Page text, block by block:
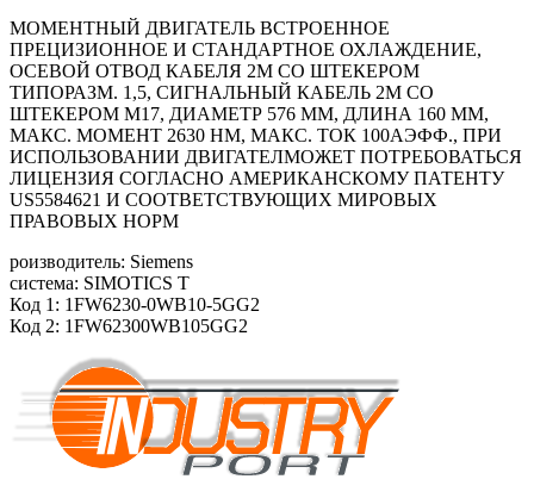
МОМЕНТНЫЙ ДВИГАТЕЛЬ ВСТРОЕННОЕ
ПРЕЦИЗИОННОЕ И СТАНДАРТНОЕ ОХЛАЖДЕНИЕ,
ОСЕВОЙ ОТВОД КАБЕЛЯ 2М СО ШТЕКЕРОМ
ТИПОРАЗМ. 1,5, СИГНАЛЬНЫЙ КАБЕЛЬ 2М СО
ШТЕКЕРОМ М17, ДИАМЕТР 576 ММ, ДЛИНА 160 ММ,
МАКС. МОМЕНТ 2630 HM, МАКС. ТОК 100АЭФФ., ПРИ
ИСПОЛЬЗОВАНИИ ДВИГАТЕЛМОЖЕТ ПОТРЕБОВАТЬСЯ
ЛИЦЕНЗИЯ СОГЛАСНО АМЕРИКАНСКОМУ ПАТЕНТУ
US5584621 И СООТВЕТСТВУЮЩИХ МИРОВЫХ
ПРАВОВЫХ НОРМ
роизводитель: Siemens
система: SIMOTICS T
Код 1: 1FW6230-0WB10-5GG2
Код 2: 1FW62300WB105GG2